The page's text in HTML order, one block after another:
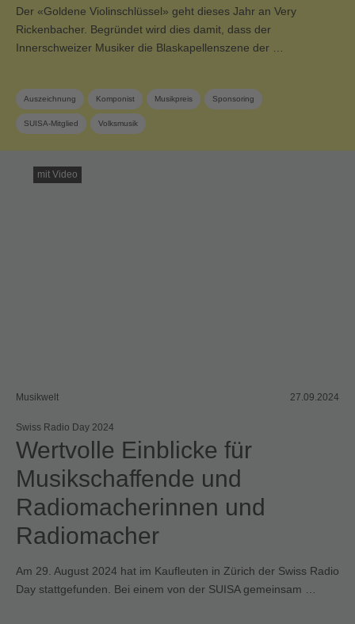
Der «Goldene Violinschlüssel» geht dieses Jahr an Very
Rickenbacher. Begründet wird dies damit, dass der
Innerschweizer Musiker die Blaskapellenszene der …
Auszeichnung Komponist Musikpreis Sponsoring
SUISA-Mitglied Volksmusik
mit Video
Musikwelt 27.09.2024
Swiss Radio Day 2024
Wertvolle Einblicke für
Musikschaffende und
Radiomacherinnen und
Radiomacher
Am 29. August 2024 hat im Kaufleuten in Zürich der Swiss Radio
Day stattgefunden. Bei einem von der SUISA gemeinsam …